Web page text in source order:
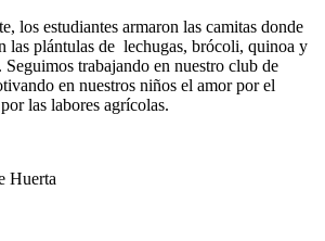
los estudiantes armaron las camitas donde
las plántulas de lechugas, brócoli, quinoa y
trabajando en nuestro club de
en nuestros niños el amor por el
las labores agrícolas.
Huerta